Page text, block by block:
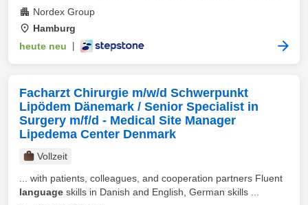
Nordex Group
Hamburg
heute neu
Facharzt Chirurgie m/w/d Schwerpunkt
Lipödem Dänemark / Senior Specialist in
Surgery m/f/d - Medical Site Manager
Lipedema Center Denmark
Vollzeit
... with patients, colleagues, and cooperation partners Fluent
language skills in Danish and English, German skills ...